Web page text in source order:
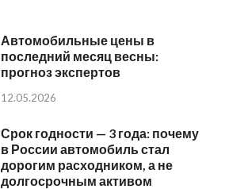
Автомобильные цены в
последний месяц весны:
прогноз экспертов
12.05.2026
Срок годности — 3 года: почему
в России автомобиль стал
дорогим расходником, а не
долгосрочным активом